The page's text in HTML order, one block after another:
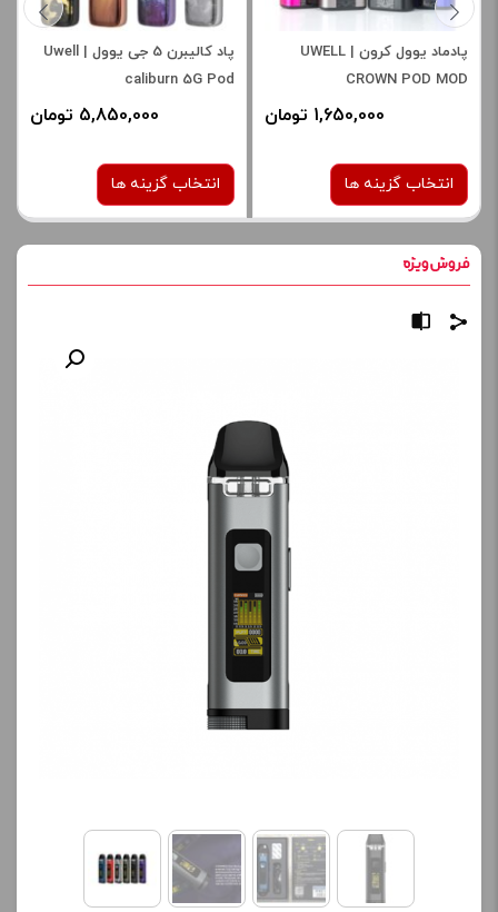
پادماد یوول کرون | UWELL
CROWN POD MOD
1,650,000 تومان
انتخاب گزینه ها
محصول را از کادر بالا انتخاب
ک
پاد کالیبرن 5 جی یوول | Uwell
caliburn 5G Pod
5,850,000 تومان
انتخاب گزینه ها
نمایش قیمت ، گزینه های
محصول را از کادر بالا انتخاب
کنید.
هستند.